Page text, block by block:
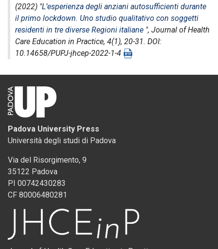
(2022) "L’esperienza degli anziani autosufficienti durante
il primo lockdown. Uno studio qualitativo con soggetti
residenti in tre diverse Regioni italiane ", Journal of Health
Care Education in Practice, 4(1), 20-31. DOI:
10.14658/PUPJ-jhcep-2022-1-4
Padova University Press
Università degli studi di Padova
Via del Risorgimento, 9
35122 Padova
PI 00742430283
CF 80006480281